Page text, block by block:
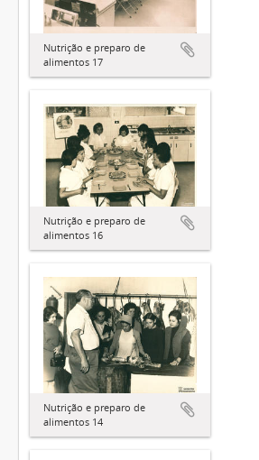
Nutrição e preparo de
alimentos 17
Nutrição e preparo de
alimentos 16
Nutrição e preparo de
alimentos 14